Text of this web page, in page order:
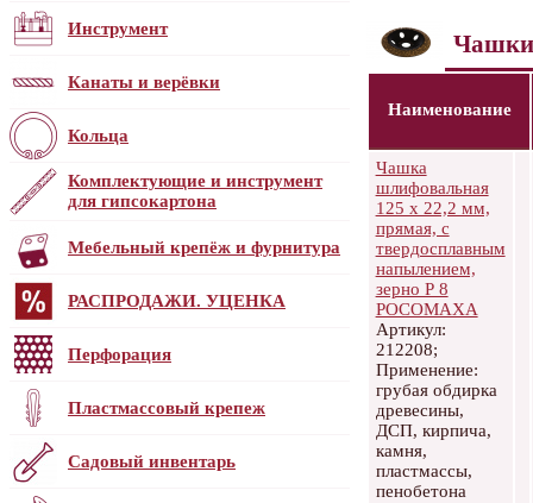
Инструмент
Канаты и верёвки
Кольца
Комплектующие и инструмент
для гипсокартона
Мебельный крепёж и фурнитура
РАСПРОДАЖИ. УЦЕНКА
Перфорация
Пластмассовый крепеж
Садовый инвентарь
Наименование
Чашка
шлифовальная
125 х 22,2 мм,
прямая, с
твердосплавным
напылением,
зерно Р 8
РОСОМАХА
Артикул:
212208;
Применение:
грубая обдирка
древесины,
ДСП, кирпича,
камня,
пластмассы,
пенобетона